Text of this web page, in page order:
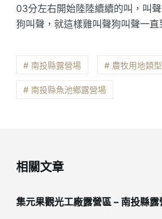
03分左右開始陸陸續續的叫，叫
狗叫聲，就這樣雞叫聲狗叫聲一直
# 南投縣露營場 # 農牧用地類
# 南投縣魚池鄉露營場
相關文章
集元果觀光工廠露營區 – 南投縣露